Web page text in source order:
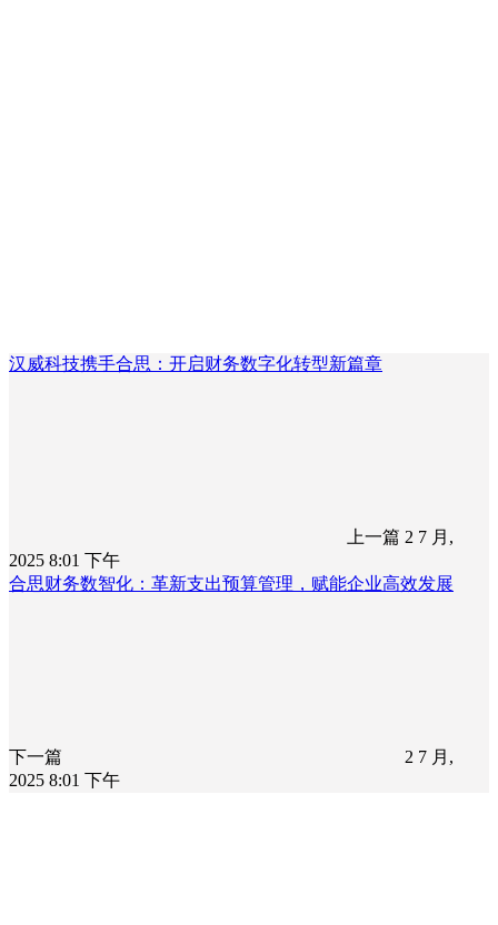
汉威科技携手合思：开启财务数字化转型新篇章
上一篇 2 7 月,
2025 8:01 下午
合思财务数智化：革新支出预算管理，赋能企业高效发展
下一篇
2 7 月,
2025 8:01 下午